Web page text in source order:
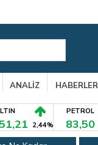
ANALİZ HABERLER
2,44%
PETROL
83,50